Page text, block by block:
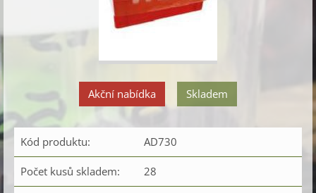
Akční nabídka Skladem
Kód produktu: AD730
Počet kusů skladem: 28